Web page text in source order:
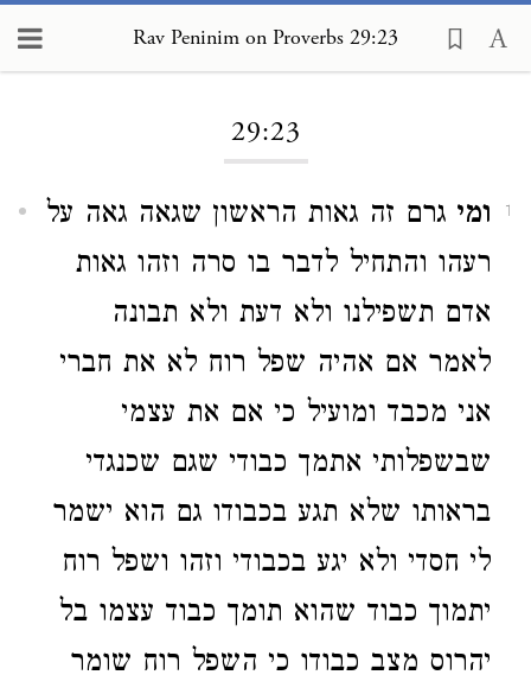
Rav Peninim on Proverbs 29:23
29:23
1 ומי גרם זה גאות הראשון שגאה גאה על
רעהו והתחיל לדבר בו סרה וזהו גאות
אדם תשפילנו ולא דעת ולא תבונה
לאמר אם אהיה שפל רוח לא את חברי
אני מכבד ומועיל כי אם את עצמי
שבשפלותי אתמך כבודי שגם שכנגדי
בראותו שלא תגע בכבודו גם הוא ישמר
לי חסדי ולא יגע בכבודי וזהו ושפל רוח
יתמוך כבוד שהוא תומך כבוד עצמו בל
יהרוס מצב כבודו כי השפל רוח שומר